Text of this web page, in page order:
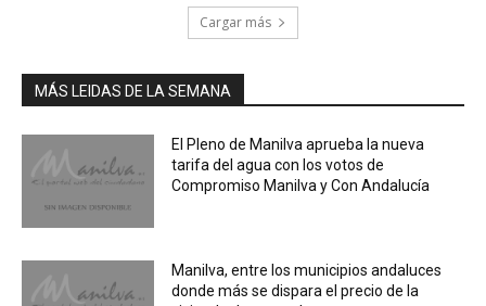
Cargar más
MÁS LEIDAS DE LA SEMANA
El Pleno de Manilva aprueba la nueva
tarifa del agua con los votos de
Compromiso Manilva y Con Andalucía
Manilva, entre los municipios andaluces
donde más se dispara el precio de la